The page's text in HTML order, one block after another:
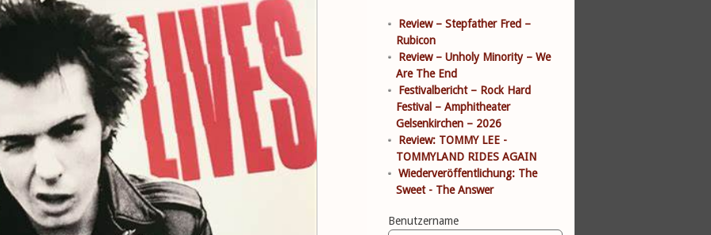
Review – Stepfather Fred –
Rubicon
Review – Unholy Minority – We
Are The End
Festivalbericht – Rock Hard
Festival – Amphitheater
Gelsenkirchen – 2026
Review: TOMMY LEE -
TOMMYLAND RIDES AGAIN
Wiederveröffentlichung: The
Sweet - The Answer
Benutzername